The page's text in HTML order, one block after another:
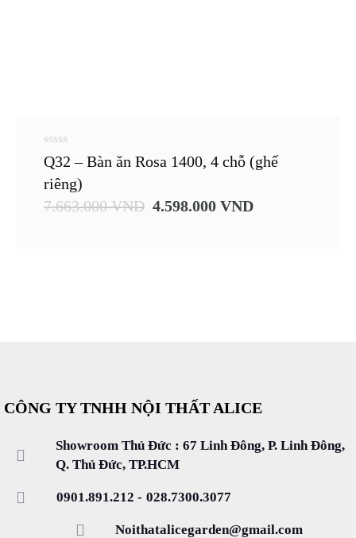
0
out
of
5
Q32 – Bàn ăn Rosa 1400, 4 chỗ (ghế
riêng)
7.663.000VND 4.598.000 VND
CÔNG TY TNHH NỘI THẤT ALICE
Showroom Thủ Đức : 67 Linh Đông, P. Linh Đông,
Q. Thủ Đức, TP.HCM
0901.891.212 - 028.7300.3077
Noithatalicegarden@gmail.com